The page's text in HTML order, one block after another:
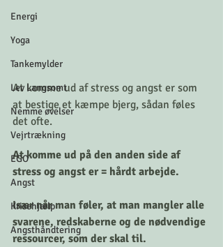
Energi
Yoga
Tankemylder
Lev Langsomt
Nemme øvelser
Vejrtrækning
EGO
Angst
Krisehjælp
Angsthåndtering
At komme ud af stress og angst er som
at bestige et kæmpe bjerg, sådan føles
det ofte.
At komme ud på den anden side af
stress og angst er = hårdt arbejde.
Især når man føler, at man mangler alle
svarene, redskaberne og de nødvendige
ressourcer, som der skal til.